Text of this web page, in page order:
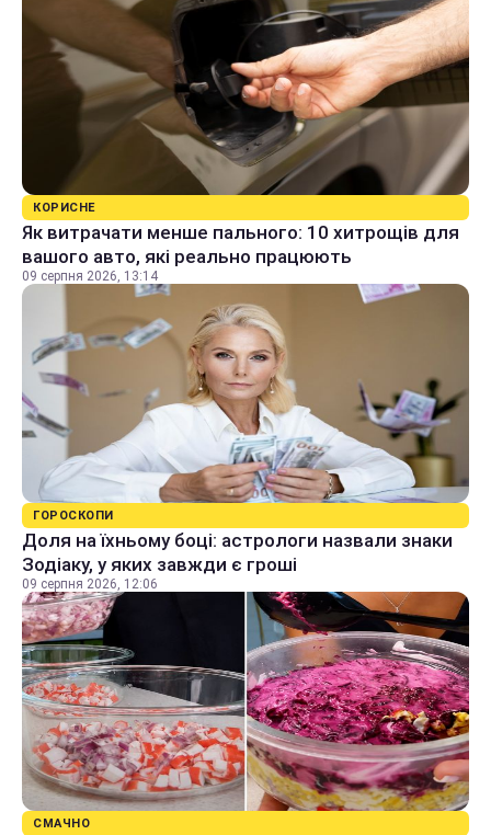
КОРИСНЕ
Як витрачати менше пального: 10 хитрощів для
вашого авто, які реально працюють
09 серпня 2026, 13:14
ГОРОСКОПИ
Доля на їхньому боці: астрологи назвали знаки
Зодіаку, у яких завжди є гроші
09 серпня 2026, 12:06
СМАЧНО